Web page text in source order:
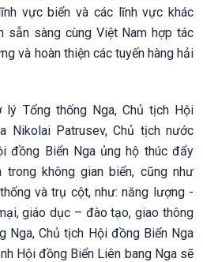
vực biển và các lĩnh vực khác
sẵn sàng cùng Việt Nam hợp tác
và hoàn thiện các tuyến hàng hải
lý Tổng thống Nga, Chủ tịch Hội
Nikolai Patrusev, Chủ tịch nước
đồng Biển Nga ủng hộ thúc đẩy
không gian biển, cũng như
và trụ cột, như: năng lượng -
giáo dục – đào tạo, giao thông
Nga, Chủ tịch Hội đồng Biển Nga
Hội đồng Biển Liên bang Nga sẽ